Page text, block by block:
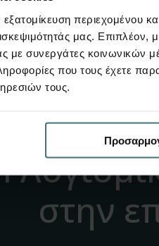
περιεχομένου
μας.
με συνεργάτες
που τους έχετε
τους.
στην